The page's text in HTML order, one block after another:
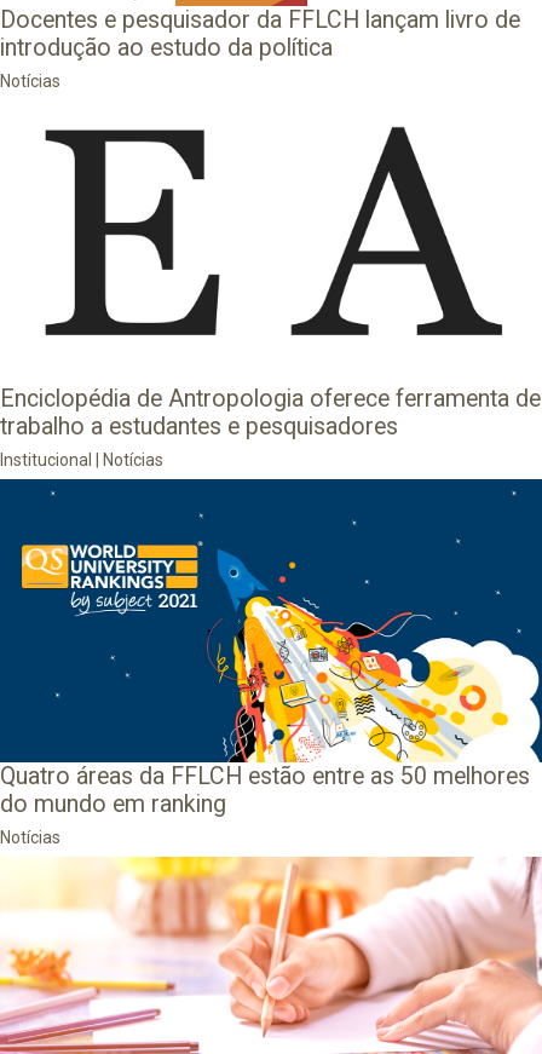
Docentes e pesquisador da FFLCH lançam livro de
introdução ao estudo da política
Notícias
Enciclopédia de Antropologia oferece ferramenta de
trabalho a estudantes e pesquisadores
Institucional Notícias
Quatro áreas da FFLCH estão entre as 50 melhores
do mundo em ranking
Notícias